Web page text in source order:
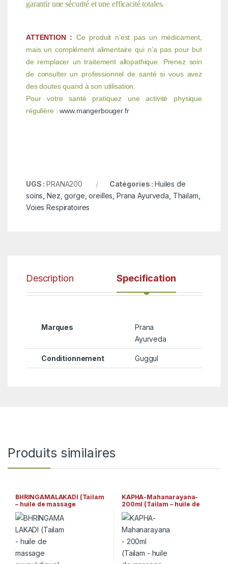
garantir une sécurité et une efficacité totales.
ATTENTION : Ce produit n’est pas un médicament,
mais un complément alimentaire qui n’a pas pour but
de remplacer un traitement allopathique. Prenez soin
de consulter un professionnel de santé si vous avez
des doutes quand à son utilisation.
Pour votre santé pratiquez une activité physique
régulière :www.mangerbouger.fr
UGS :PRANA200 Catégories : Huiles de
soins ,Nez, gorge, oreilles Prana Ayurveda Thailam
Voies Respiratoires
Description Specification
Marques
Prana
Ayurveda
Conditionnement Guggul
Produits similaires
BHRINGAMALAKADI (Tailam
– huile de massage
ayurvédique) BIO Gopala
Ayurveda
KAPHA-Mahanarayana-
200ml (Tailam – huile de
massage ayurvédique) Arya
Vaidya Sala Kottakkal